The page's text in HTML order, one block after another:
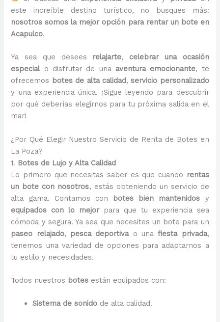
este increíble destino turístico, no busques más:
nosotros somos la mejor opción para rentar un bote en
Acapulco.
Ya sea que desees relajarte, celebrar una ocasión
especialo disfrutar de una aventura emocionante, te
ofrecemos botes de alta calidad,servicio personalizado
y una experiencia única. ¡Sigue leyendo para descubrir
por qué deberías elegirnos para tu próxima salida en el
mar!
¿Por Qué Elegir Nuestro Servicio de Renta de Botes en
La Poza?
1. Botes de Lujo y Alta Calidad
Lo primero que necesitas saber es que cuando rentas
un bote con nosotros, estás obteniendo un servicio de
alta gama. Contamos con
botes bien mantenidos y
equipados con lo mejorpara que tu experiencia sea
cómoda y segura. Ya sea que necesites un bote para un
paseo relajado, pesca deportivao unafiesta privada,
tenemos una variedad de opciones para adaptarnos a
tu estilo y necesidades.
Todos nuestros botes están equipados con:
Sistema de sonido de alta calidad.